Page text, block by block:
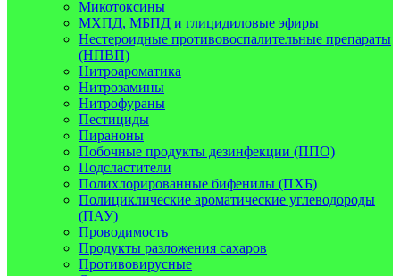
Микотоксины
МХПД, МБПД и глицидиловые эфиры
Нестероидные противовоспалительные препараты
(НПВП)
Нитроароматика
Нитрозамины
Нитрофураны
Пестициды
Пираноны
Побочные продукты дезинфекции (ППО)
Подсластители
Полихлорированные бифенилы (ПХБ)
Полициклические ароматические углеводороды
(ПАУ)
Проводимость
Продукты разложения сахаров
Противовирусные